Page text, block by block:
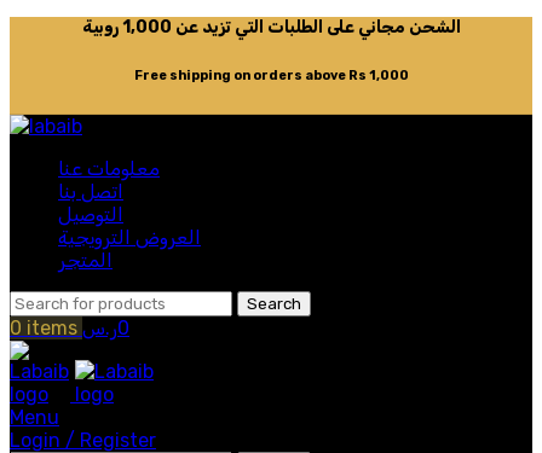
الشحن مجاني على الطلبات التي تزيد عن 1,000 روبية
Free shipping on orders above Rs 1,000
معلومات عنا
اتصل بنا
التوصيل
العروض الترويجية
المتجر
Search
0 items 0ر.س
Menu
Login / Register